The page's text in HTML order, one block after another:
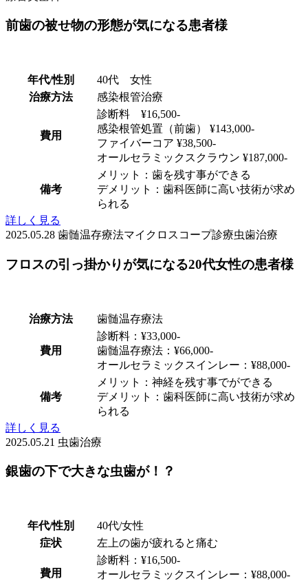
前歯の被せ物の形態が気になる患者様
年代/性別
40代 女性
治療方法
感染根管治療
費用
診断料 ¥16,500-
感染根管処置（前歯） ¥143,000-
ファイバーコア ¥38,500-
オールセラミックスクラウン ¥187,000-
備考
メリット：歯を残す事ができる
デメリット：歯科医師に高い技術が求め
られる
詳しく見る
2025.05.28 歯髄温存療法マイクロスコープ診療虫歯治療
フロスの引っ掛かりが気になる20代女性の患者様
治療方法 歯髄温存療法
費用
診断料：¥33,000-
歯髄温存療法：¥66,000-
オールセラミックスインレー：¥88,000-
備考
メリット：神経を残す事でができる
デメリット：歯科医師に高い技術が求め
られる
詳しく見る
2025.05.21 虫歯治療
銀歯の下で大きな虫歯が！？
年代/性別
40代/女性
症状
左上の歯が疲れると痛む
費用
診断料：¥16,500-
オールセラミックスインレー：¥88,000-